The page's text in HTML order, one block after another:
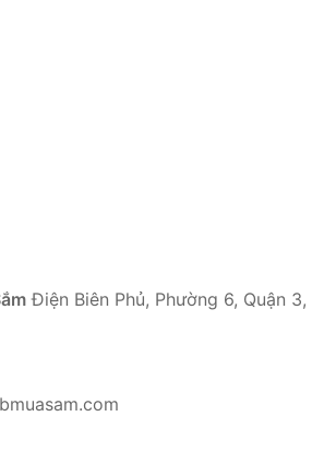
Điện Biên Phủ, Phường 6, Quận 3,